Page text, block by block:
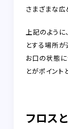
さまざまな広
上記のように
とする場所が
お口の状態
とがポイント
フロス